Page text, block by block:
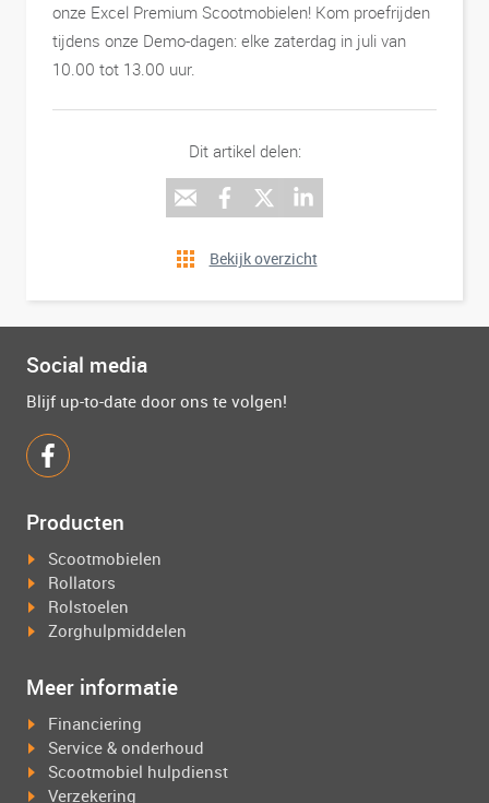
onze Excel Premium Scootmobielen! Kom proefrijden
tijdens onze Demo-dagen: elke zaterdag in juli van
10.00 tot 13.00 uur.
Dit artikel delen:
Bekijk overzicht
Social media
Blijf up-to-date door ons te volgen!
Producten
Scootmobielen
Rollators
Rolstoelen
Zorghulpmiddelen
Meer informatie
Financiering
Service & onderhoud
Scootmobiel hulpdienst
Verzekering